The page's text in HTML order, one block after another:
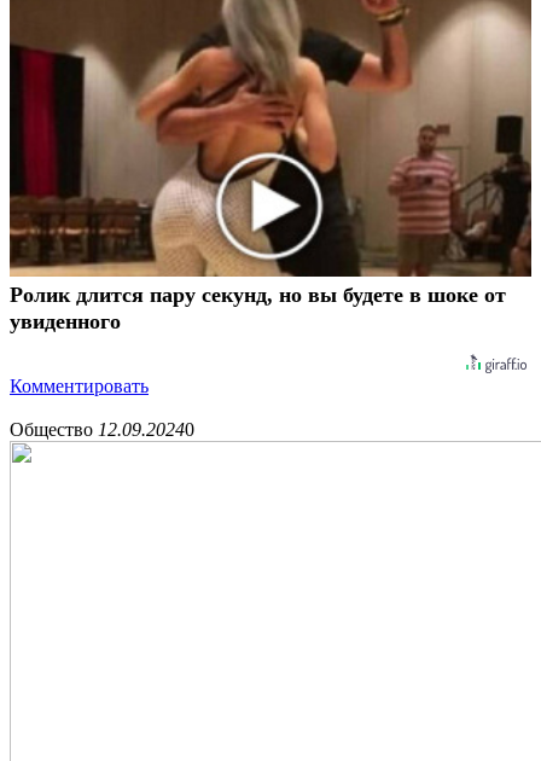
Ролик длится пару секунд, но вы будете в шоке от
увиденного
Комментировать
Общество 12.09.20240